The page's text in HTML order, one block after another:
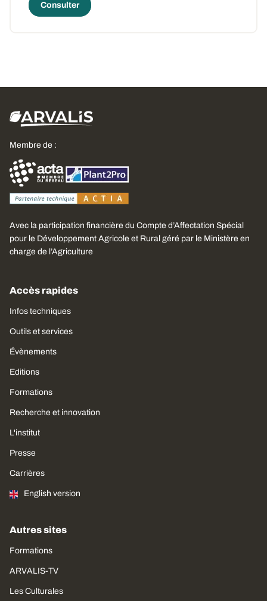
Consulter
Membre de :
Avec la participation financière du Compte d’Affectation Spécial
pour le Développement Agricole et Rural géré par le Ministère en
charge de l’Agriculture
Accès rapides
Infos techniques
Outils et services
Évènements
Editions
Formations
Recherche et innovation
L'institut
Presse
Carrières
English version
Autres sites
Formations
ARVALIS-TV
Les Culturales